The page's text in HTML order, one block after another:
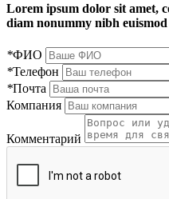
Lorem ipsum dolor sit amet,
diam nonummy nibh
*ФИО
*Телефон
*Почта
Компания
Комментарий